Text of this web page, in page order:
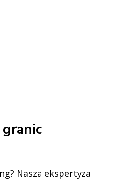
granic
Nasza ekspertyza